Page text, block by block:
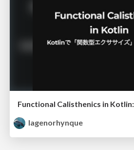
lagenorhynque